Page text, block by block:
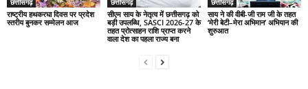
छत्तीसगढ़
राष्ट्रीय हथकरघा दिवस पर प्रदेश
स्तरीय बुनकर सम्मेलन आज
छत्तीसगढ़
सीएम साय के नेतृत्व में छत्तीसगढ़ को
बड़ी उपलब्धि, SASCI 2026-27 के
तहत प्रोत्साहन राशि प्राप्त करने
वाला देश का पहला राज्य बना
छत्तीसगढ़
साय ने की वीबी-जी राम जी के तहत
‘मेरी बेटी–मेरा अभिमान’ अभियान की
शुरुआत